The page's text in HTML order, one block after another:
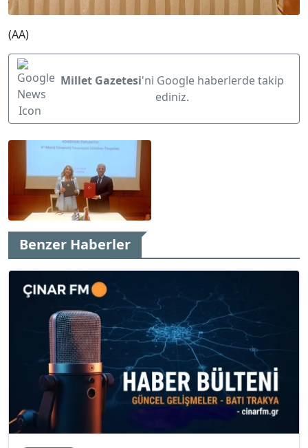
(AA)
Millet Gazetesi'ni Google haberlerde takip
ediniz.
Benzer Haberler